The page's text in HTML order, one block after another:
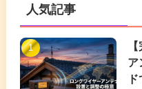
(16)
(7)
(5)
(4)
(1)
人気記事
ア